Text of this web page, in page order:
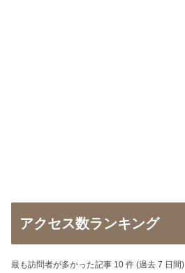
アクセス数ランキング
最も訪問者が多かった記事 10 件 (過去 7 日間)